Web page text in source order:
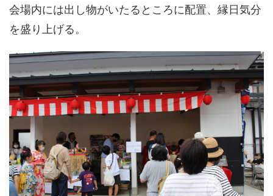
会場内には出し物がいたるところに配置、縁日気分
を盛り上げる。